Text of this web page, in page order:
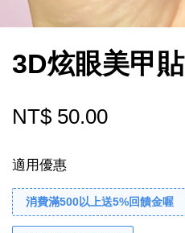
3D炫眼美甲貼
NT$ 50.00
適用優惠
消費滿500以上送5%回饋金喔